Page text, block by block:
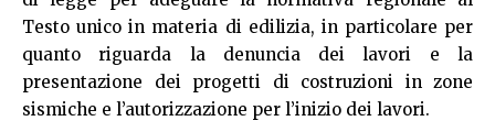
Testo unico in materia di edilizia, in particolare per
quanto riguarda la denuncia dei lavori e la
presentazione dei progetti di costruzioni in zone
sismiche e l’autorizzazione per l’inizio dei lavori.